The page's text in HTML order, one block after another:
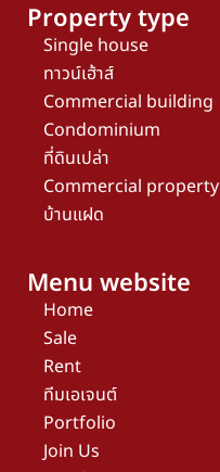
Property type
Single house
ทาวน์เฮ้าส์
Commercial building
Condominium
ที่ดินเปล่า
Commercial property
บ้านแฝด
Menu website
Home
Sale
Rent
ทีมเอเจนต์
Portfolio
Join Us